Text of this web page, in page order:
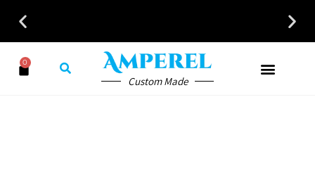
לקבלת ייעוץ חינם חייגו עכשיו - 058-7401300
Custom Made
0